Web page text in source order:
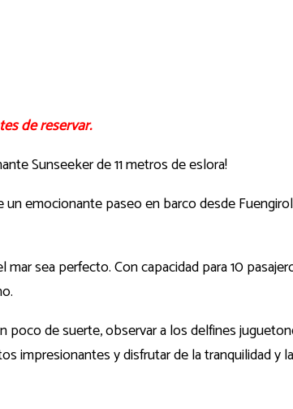
de reservar.
Sunseeker de 11 metros de eslora!
emocionante paseo en barco desde
sea perfecto. Con capacidad para 10
poco de suerte, observar a los delfines
impresionantes y disfrutar de la tranquilidad y